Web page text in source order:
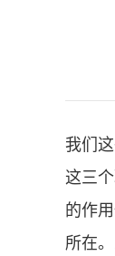
我们
这三
的作
所在